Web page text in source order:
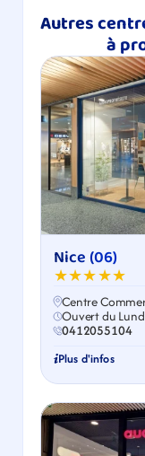
Autres
à
Nice (06)
★★★★★
Centre
Ouvert du
0412055104
Plus d'infos